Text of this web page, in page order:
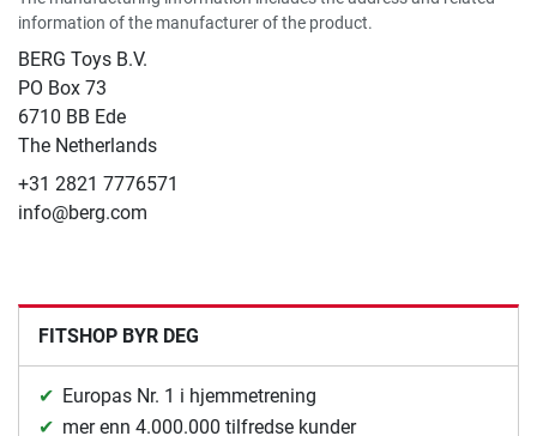
information of the manufacturer of the product.
BERG Toys B.V.
​PO Box 73
6710 BB Ede
The Netherlands
+31 2821 7776571
info@berg.com
FITSHOP BYR DEG
Europas Nr. 1 i hjemmetrening
mer enn 4.000.000 tilfredse kunder